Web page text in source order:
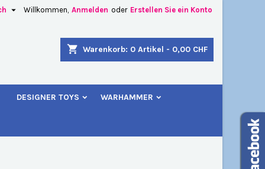
Willkommen, Anmelden oder Erstellen Sie ein Konto

shopping_cart Warenkorb: 0 Artikel - 0,00 CHF
DESIGNER TOYS WARHAMMER